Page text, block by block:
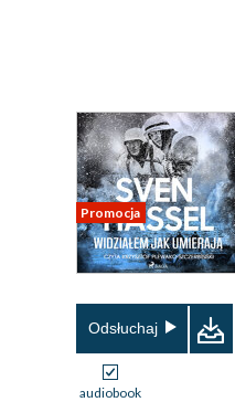
Promocja
Odsłuchaj
audiobook